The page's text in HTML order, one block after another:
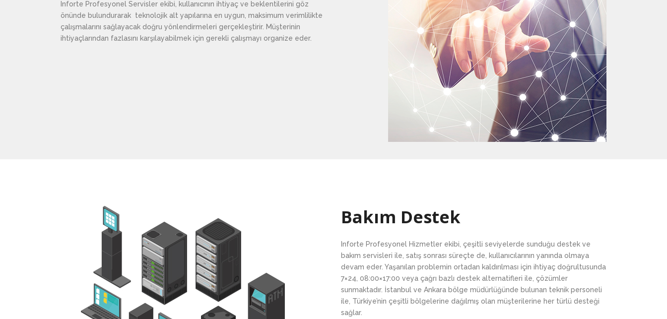
Inforte Profesyonel Servisler ekibi, kullanıcının ihtiyaç ve beklentilerini göz
önünde bulundurarak teknolojik alt yapılarına en uygun, maksimum verimlilikte
çalışmalarını sağlayacak doğru yönlendirmeleri gerçekleştirir. Müşterinin
ihtiyaçlarından fazlasını karşılayabilmek için gerekli çalışmayı organize eder.
Bakım Destek
Inforte Profesyonel Hizmetler ekibi, çeşitli seviyelerde sunduğu destek ve
bakım servisleri ile, satış sonrası süreçte de, kullanıcılarının yanında olmaya
devam eder. Yaşanılan problemin ortadan kaldırılması için ihtiyaç doğrultusunda
7×24, 08:00×17:00 veya çağrı bazlı destek alternatifleri ile, çözümler
sunmaktadır. İstanbul ve Ankara bölge müdürlüğünde bulunan teknik personeli
ile, Türkiye’nin çeşitli bölgelerine dağılmış olan müşterilerine her türlü desteği
sağlar.